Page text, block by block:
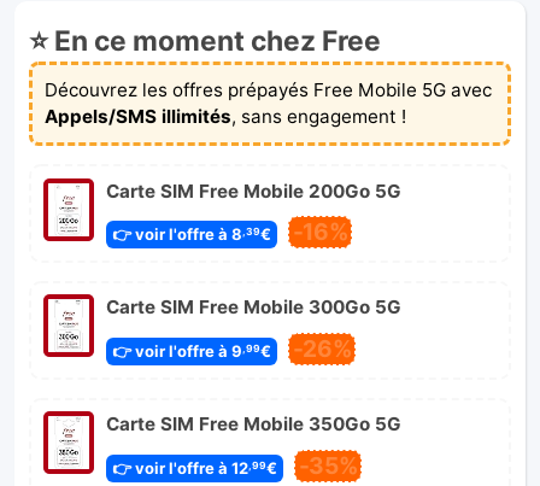
⭐ En ce moment chez Free
Découvrez les offres prépayés Free Mobile 5G avec
Appels/SMS illimités, sans engagement !
Carte SIM Free Mobile 200Go 5G
👉 voir l'offre à 8,39€ -16%
Carte SIM Free Mobile 300Go 5G
👉 voir l'offre à 9 ,99€ -26%
Carte SIM Free Mobile 350Go 5G
👉 voir l'offre à 12,99€ -35%